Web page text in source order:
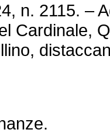
n. 2115. –
Cardinale,